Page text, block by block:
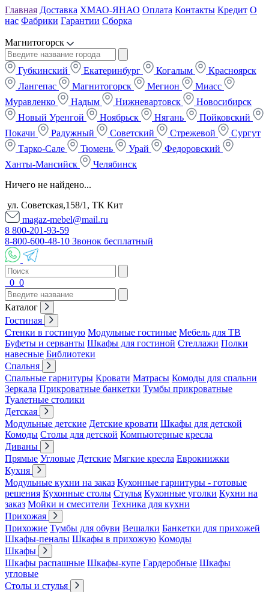
Главная Доставка ХМАО-ЯНАО Оплата Контакты Кредит О
нас Фабрики Гарантии Сборка
Магнитогорск
Губкинский Екатеринбург Когалым
Красноярск
Лангепас
Магнитогорск Мегион
Миасс
Муравленко
Надым Нижневартовск
Новосибирск
Новый Уренгой
Ноябрьск Нягань
Пойковский
Покачи
Радужный Советский Стрежевой
Сургут
Тарко-Сале
Тюмень Урай
Федоровский
Ханты-Мансийск
Челябинск
Ничего не найдено...
ул. Советская,158/1, ТК Кит
magaz-mebel@mail.ru
8 800-201-93-59
8-800-600-48-10 Звонок бесплатный
0 0
Каталог
Гостиная
Стенки в гостиную Модульные гостиные Мебель для ТВ
Буфеты и серванты Шкафы для гостиной Стеллажи Полки
навесные Библиотеки
Спальня
Спальные гарнитуры Кровати Матрасы Комоды для спальни
Зеркала Прикроватные банкетки Тумбы прикроватные
Туалетные столики
Детская
Модульные детские Детские кровати Шкафы для детской
Комоды Столы для детской Компьютерные кресла
Диваны
Прямые Угловые Детские Мягкие кресла Еврокнижки
Кухня
Модульные кухни на заказ Кухонные гарнитуры - готовые
решения Кухонные столы Стулья Кухонные уголки Кухни на
заказ Мойки и смесители Техника для кухни
Прихожая
Прихожие Тумбы для обуви Вешалки Банкетки для прихожей
Шкафы-пеналы Шкафы в прихожую Комоды
Шкафы
Шкафы распашные Шкафы-купе Гардеробные Шкафы
угловые
Столы и стулья